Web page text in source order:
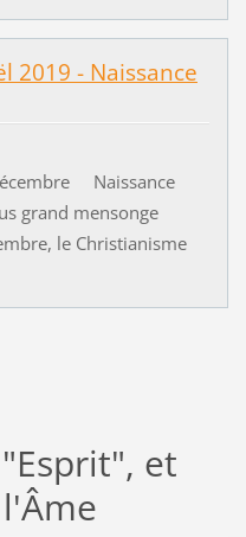
2019 - Naissance
Naissance
grand mensonge
le Christianisme
et